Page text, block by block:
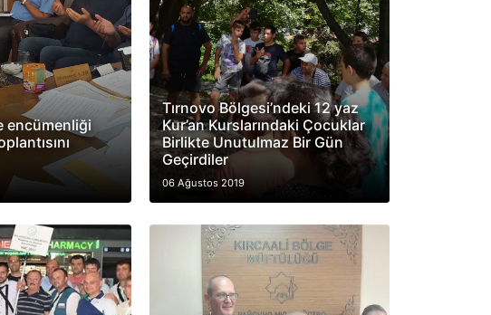
encümenliği
Tırnovo Bölgesi’ndeki 12 yaz
Kur’an Kurslarındaki Çocuklar
Birlikte Unutulmaz Bir Gün
Geçirdiler
06 Ağustos 2019